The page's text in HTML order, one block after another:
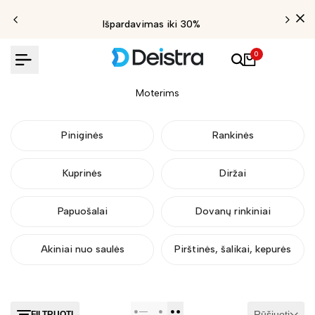
Išpardavimas iki 30%
0
Moterims
Piniginės Rankinės
Kuprinės Diržai
Papuošalai Dovanų rinkiniai
Akiniai nuo saulės Pirštinės, šalikai, kepurės